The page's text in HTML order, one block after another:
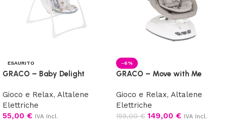
ESAURITO
GRACO – Baby Delight
Gioco e Relax, Altalene
Elettriche
55,00 € IVA Incl.
-6%
GRACO – Move with Me
Gioco e Relax, Altalene
Elettriche
159,00€ 149,00 € IVA Incl.